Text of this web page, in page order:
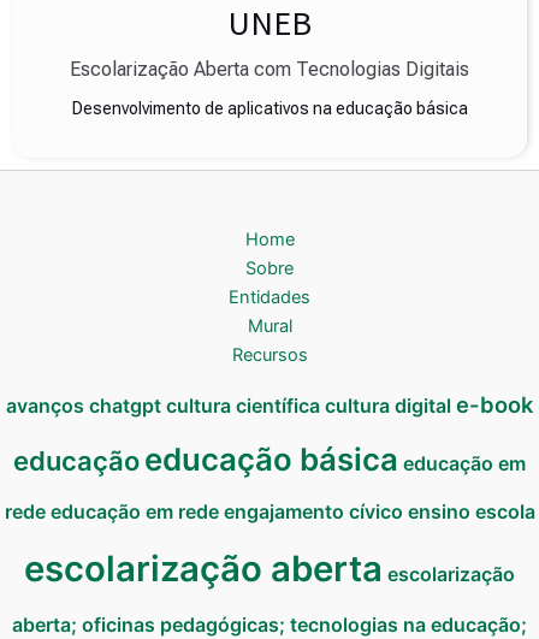
UNEB
Escolarização Aberta com Tecnologias Digitais
Desenvolvimento de aplicativos na educação básica
Home
Sobre
Entidades
Mural
Recursos
avanços chatgpt cultura científica cultura digital e-book
educaçãoeducação básica educação em
rede educação em rede engajamento cívico ensino escola
escolarização aberta escolarização
aberta; oficinas pedagógicas; tecnologias na educação;